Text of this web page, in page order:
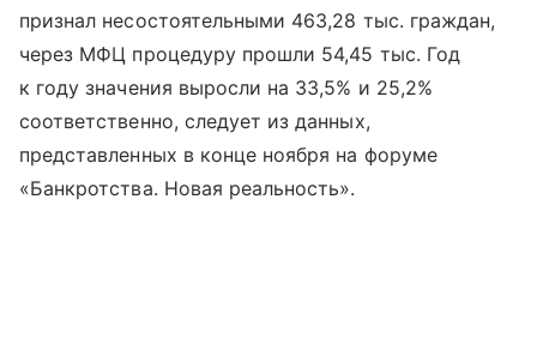
признал несостоятельными 463,28 тыс. граждан,
через МФЦ процедуру прошли 54,45 тыс. Год
к году значения выросли на 33,5% и 25,2%
соответственно, следует из данных,
представленных в конце ноября на форуме
«Банкротства. Новая реальность».